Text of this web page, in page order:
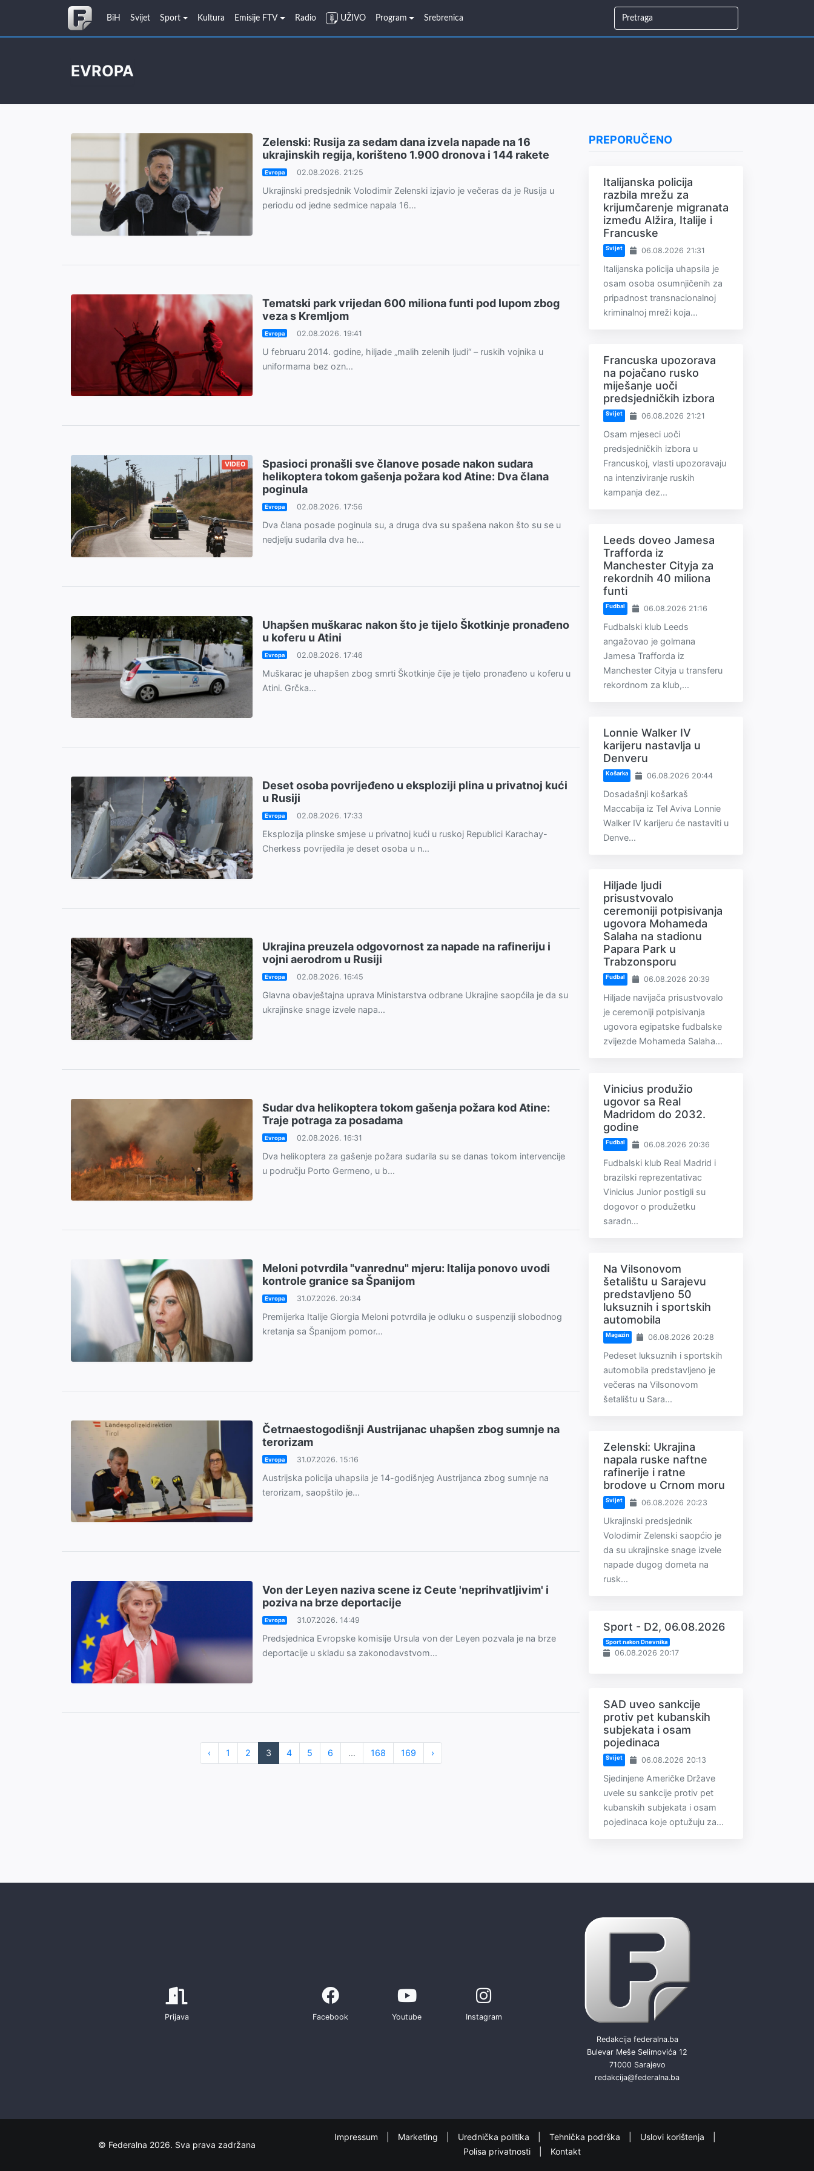
BiH Svijet Sport Kultura Emisije FTV Radio UŽIVO Program Srebrenica
EVROPA
Zelenski: Rusija za sedam dana izvela napade na 16
ukrajinskih regija, korišteno 1.900 dronova i 144 rakete
Evropa 02.08.2026. 21:25
Ukrajinski predsjednik Volodimir Zelenski izjavio je večeras da je Rusija u
periodu od jedne sedmice napala 16...
Tematski park vrijedan 600 miliona funti pod lupom zbog
veza s Kremljom
Evropa 02.08.2026. 19:41
U februaru 2014. godine, hiljade „malih zelenih ljudi“ – ruskih vojnika u
uniformama bez ozn...
VIDEO
Spasioci pronašli sve članove posade nakon sudara
helikoptera tokom gašenja požara kod Atine: Dva člana
poginula
Evropa 02.08.2026. 17:56
Dva člana posade poginula su, a druga dva su spašena nakon što su se u
nedjelju sudarila dva he...
Uhapšen muškarac nakon što je tijelo Škotkinje pronađeno
u koferu u Atini
Evropa 02.08.2026. 17:46
Muškarac je uhapšen zbog smrti Škotkinje čije je tijelo pronađeno u koferu u
Atini. Grčka...
Deset osoba povrijeđeno u eksploziji plina u privatnoj kući
u Rusiji
Evropa 02.08.2026. 17:33
Eksplozija plinske smjese u privatnoj kući u ruskoj Republici Karachay-
Cherkess povrijedila je deset osoba u n...
Ukrajina preuzela odgovornost za napade na rafineriju i
vojni aerodrom u Rusiji
Evropa 02.08.2026. 16:45
Glavna obavještajna uprava Ministarstva odbrane Ukrajine saopćila je da su
ukrajinske snage izvele napa...
Sudar dva helikoptera tokom gašenja požara kod Atine:
Traje potraga za posadama
Evropa 02.08.2026. 16:31
Dva helikoptera za gašenje požara sudarila su se danas tokom intervencije
u području Porto Germeno, u b...
Meloni potvrdila "vanrednu" mjeru: Italija ponovo uvodi
kontrole granice sa Španijom
Evropa 31.07.2026. 20:34
Premijerka Italije Giorgia Meloni potvrdila je odluku o suspenziji slobodnog
kretanja sa Španijom pomor...
Četrnaestogodišnji Austrijanac uhapšen zbog sumnje na
terorizam
Evropa 31.07.2026. 15:16
Austrijska policija uhapsila je 14-godišnjeg Austrijanca zbog sumnje na
terorizam, saopštilo je...
Von der Leyen naziva scene iz Ceute 'neprihvatljivim' i
poziva na brze deportacije
Evropa 31.07.2026. 14:49
Predsjednica Evropske komisije Ursula von der Leyen pozvala je na brze
deportacije u skladu sa zakonodavstvom...
‹ 1 2 3 4 5 6 ... 168 169 ›
PREPORUČENO
Italijanska policija
razbila mrežu za
krijumčarenje migranata
između Alžira, Italije i
Francuske
Svijet 06.08.2026 21:31
Italijanska policija uhapsila je
osam osoba osumnjičenih za
pripadnost transnacionalnoj
kriminalnoj mreži koja...
Francuska upozorava
na pojačano rusko
miješanje uoči
predsjedničkih izbora
Svijet 06.08.2026 21:21
Osam mjeseci uoči
predsjedničkih izbora u
Francuskoj, vlasti upozoravaju
na intenziviranje ruskih
kampanja dez...
Leeds doveo Jamesa
Trafforda iz
Manchester Cityja za
rekordnih 40 miliona
funti
Fudbal 06.08.2026 21:16
Fudbalski klub Leeds
angažovao je golmana
Jamesa Trafforda iz
Manchester Cityja u transferu
rekordnom za klub,...
Lonnie Walker IV
karijeru nastavlja u
Denveru
Košarka 06.08.2026 20:44
Dosadašnji košarkaš
Maccabija iz Tel Aviva Lonnie
Walker IV karijeru će nastaviti u
Denve...
Hiljade ljudi
prisustvovalo
ceremoniji potpisivanja
ugovora Mohameda
Salaha na stadionu
Papara Park u
Trabzonsporu
Fudbal 06.08.2026 20:39
Hiljade navijača prisustvovalo
je ceremoniji potpisivanja
ugovora egipatske fudbalske
zvijezde Mohameda Salaha...
Vinicius produžio
ugovor sa Real
Madridom do 2032.
godine
Fudbal 06.08.2026 20:36
Fudbalski klub Real Madrid i
brazilski reprezentativac
Vinicius Junior postigli su
dogovor o produžetku
saradn...
Na Vilsonovom
šetalištu u Sarajevu
predstavljeno 50
luksuznih i sportskih
automobila
Magazin 06.08.2026 20:28
Pedeset luksuznih i sportskih
automobila predstavljeno je
večeras na Vilsonovom
šetalištu u Sara...
Zelenski: Ukrajina
napala ruske naftne
rafinerije i ratne
brodove u Crnom moru
Svijet 06.08.2026 20:23
Ukrajinski predsjednik
Volodimir Zelenski saopćio je
da su ukrajinske snage izvele
napade dugog dometa na
rusk...
Sport - D2, 06.08.2026
Sport nakon Dnevnika
06.08.2026 20:17
SAD uveo sankcije
protiv pet kubanskih
subjekata i osam
pojedinaca
Svijet 06.08.2026 20:13
Sjedinjene Američke Države
uvele su sankcije protiv pet
kubanskih subjekata i osam
pojedinaca koje optužuju za...
Prijava Facebook Youtube Instagram
Redakcija federalna.ba
Bulevar Meše Selimovića 12
71000 Sarajevo
redakcija@federalna.ba
© Federalna 2026. Sva prava zadržana
Impressum Marketing Urednička politika Tehnička podrška
Uslovi korištenja
Polisa privatnosti
Kontakt